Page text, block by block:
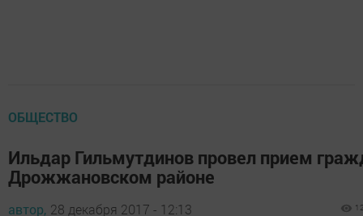
ОБЩЕСТВО
Ильдар Гильмутдинов провел прием
Дрожжановском районе
автор, 28 декабря 2017 - 12:13